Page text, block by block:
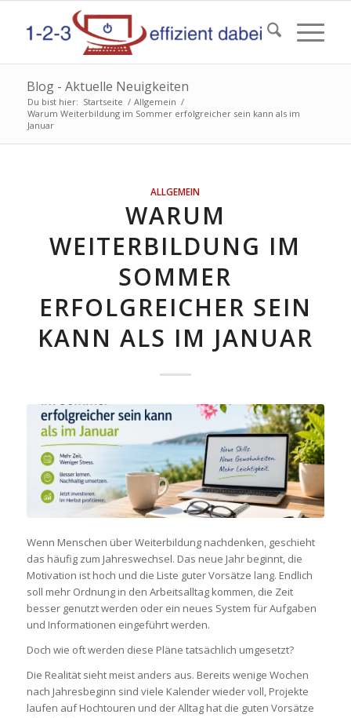
Blog - Aktuelle Neuigkeiten
Du bist hier: Startseite / Allgemein /
Warum Weiterbildung im Sommer erfolgreicher sein kann als im
Januar
ALLGEMEIN
WARUM
WEITERBILDUNG IM
SOMMER
ERFOLGREICHER SEIN
KANN ALS IM JANUAR
Wenn Menschen über Weiterbildung nachdenken, geschieht
das häufig zum Jahreswechsel. Das neue Jahr beginnt, die
Motivation ist hoch und die Liste guter Vorsätze lang. Endlich
soll mehr Ordnung in den Arbeitsalltag kommen, die Zeit
besser genutzt werden oder ein neues System für Aufgaben
und Informationen eingeführt werden.
Doch wie oft werden diese Pläne tatsächlich umgesetzt?
Die Realität sieht meist anders aus. Bereits wenige Wochen
nach Jahresbeginn sind viele Kalender wieder voll, Projekte
laufen auf Hochtouren und der Alltag hat die guten Vorsätze